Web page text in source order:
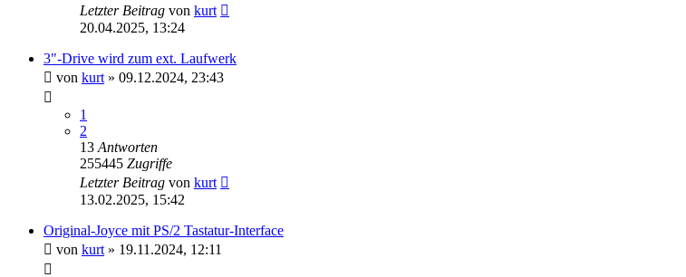
Letzter Beitrag von kurt
20.04.2025, 13:24
3"-Drive wird zum ext. Laufwerk
von kurt » 09.12.2024, 23:43
1
2
13 Antworten
255445 Zugriffe
Letzter Beitrag von kurt
13.02.2025, 15:42
Original-Joyce mit PS/2 Tastatur-Interface
von kurt » 19.11.2024, 12:11